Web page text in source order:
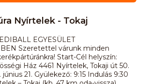
Nyírtelek - Tokaj
EGYESÜLET
Szeretettel várunk minden
Start-Cél helyszín:
Ház 4461 Nyírtelek, Tokaji út 50.
21. Gyülekező: 9:15 Indulás 9:30